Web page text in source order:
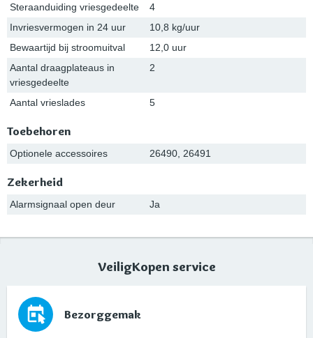
Steraanduiding vriesgedeelte
4
Invriesvermogen in 24 uur
10,8 kg/uur
Bewaartijd bij stroomuitval
12,0 uur
Aantal draagplateaus in
vriesgedeelte
2
Aantal vrieslades 5
Toebehoren
Optionele accessoires 26490, 26491
Zekerheid
Alarmsignaal open deur Ja
VeiligKopen service
Bezorggemak